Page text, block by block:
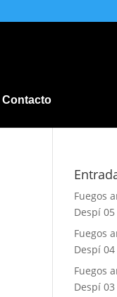
Contacto
Fuegos
Despí 05
Fuegos
Despí 04
Fuegos
Despí 03